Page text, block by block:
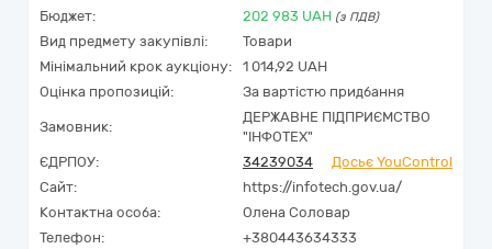
Бюджет: 202 983 UAH (з ПДВ)
Вид предмету закупівлі:
Товари
Мінімальний крок аукціону:
1 014,92 UAH
Оцінка пропозицій:
За вартістю придбання
Замовник:
ДЕРЖАВНЕ ПІДПРИЄМСТВО
"ІНФОТЕХ"
ЄДРПОУ:
34239034
Досьє YouControl
Сайт:
https://infotech.gov.ua/
Контактна особа:
Олена Соловар
Телефон:
+380443634333